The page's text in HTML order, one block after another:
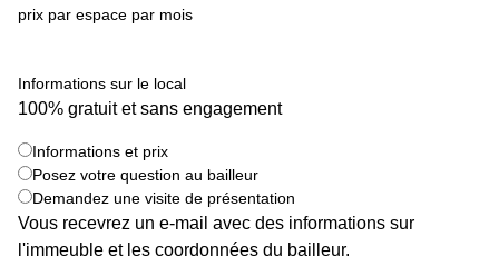
Centre
prix par espace par mois
Informations sur le local
100% gratuit et sans engagement
Informations et prix
Posez votre question au bailleur
Demandez une visite de présentation
Vous recevrez un e-mail avec des informations sur
l'immeuble et les coordonnées du bailleur.